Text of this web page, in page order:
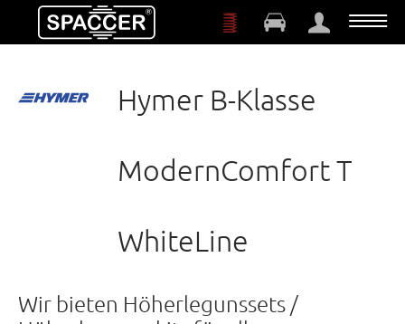
Zum Hauptinhalt springen
Hymer B-Klasse
ModernComfort T
WhiteLine
Wir bieten Höherlegunssets /